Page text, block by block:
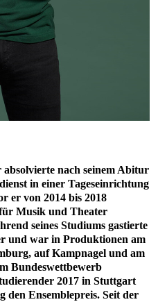
nach seinem Abitur
in einer Tageseinrichtung
er von 2014 bis 2018
Musik und Theater
seines Studiums gastierte
und war in Produktionen am
auf Kampnagel und am
Bundeswettbewerb
2017 in Stuttgart
den Ensemblepreis. Seit der